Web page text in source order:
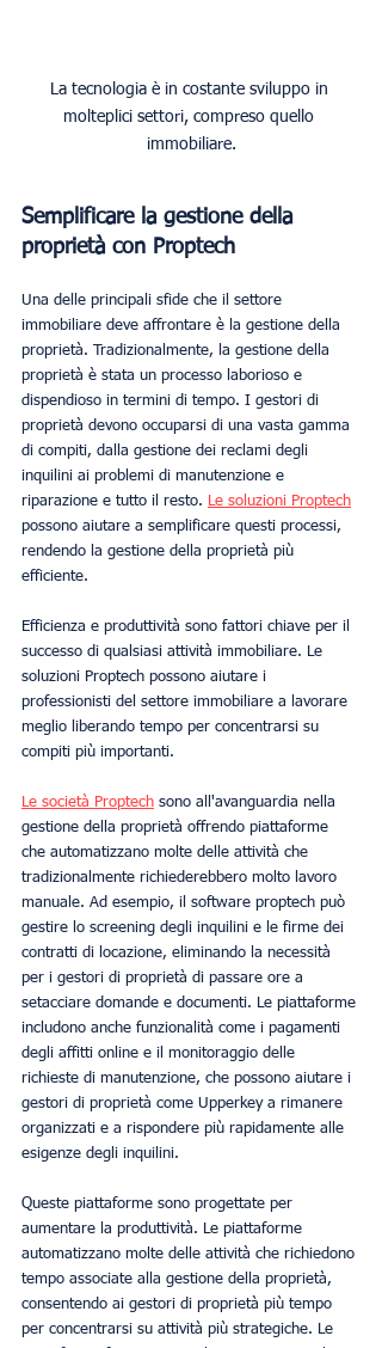
La tecnologia è in costante sviluppo in
molteplici settori, compreso quello
immobiliare.
Semplificare la gestione della
proprietà con Proptech
Una delle principali sfide che il settore
immobiliare deve affrontare è la gestione della
proprietà. Tradizionalmente, la gestione della
proprietà è stata un processo laborioso e
dispendioso in termini di tempo. I gestori di
proprietà devono occuparsi di una vasta gamma
di compiti, dalla gestione dei reclami degli
inquilini ai problemi di manutenzione e
riparazione e tutto il resto. Le soluzioni Proptech
possono aiutare a semplificare questi processi,
rendendo la gestione della proprietà più
efficiente.
Efficienza e produttività sono fattori chiave per il
successo di qualsiasi attività immobiliare. Le
soluzioni Proptech possono aiutare i
professionisti del settore immobiliare a lavorare
meglio liberando tempo per concentrarsi su
compiti più importanti.
Le società Proptech sono all'avanguardia nella
gestione della proprietà offrendo piattaforme
che automatizzano molte delle attività che
tradizionalmente richiederebbero molto lavoro
manuale. Ad esempio, il software proptech può
gestire lo screening degli inquilini e le firme dei
contratti di locazione, eliminando la necessità
per i gestori di proprietà di passare ore a
setacciare domande e documenti. Le piattaforme
includono anche funzionalità come i pagamenti
degli affitti online e il monitoraggio delle
richieste di manutenzione, che possono aiutare i
gestori di proprietà come Upperkey a rimanere
organizzati e a rispondere più rapidamente alle
esigenze degli inquilini.
Queste piattaforme sono progettate per
aumentare la produttività. Le piattaforme
automatizzano molte delle attività che richiedono
tempo associate alla gestione della proprietà,
consentendo ai gestori di proprietà più tempo
per concentrarsi su attività più strategiche. Le